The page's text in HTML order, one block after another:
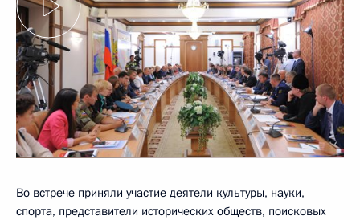
Во встрече приняли участие деятели культуры, науки,
спорта, представители исторических обществ, поисковых